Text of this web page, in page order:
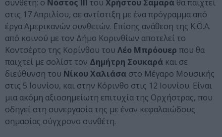
συνθέτη: ο Νόστος ΙΙΙ του Χρήστου Σαμαρά θα παιχτεί
στις 17 Απριλίου, σε αντίστιξη με ένα πρόγραμμα από
έργα Αμερικανών συνθετών. Επίσης ανάθεση της Κ.Ο.Α.
από κοινού με τον Δήμο Κορινθίων αποτελεί το
Κοντσέρτο της Κορίνθου του Λέο Μπρόουερ που θα
παιχτεί με σολίστ τον Δημήτρη Σουκαρά και σε
διεύθυνση του Νίκου Χαλιάσα στο Μέγαρο Μουσικής
στις 5 Ιουνίου, και στην Κόρινθο στις 12 Ιουνίου. Είναι
μια ακόμη αξιοσημείωτη επιτυχία της Ορχήστρας, που
οδηγεί στη συνεργασία της με έναν κεφαλαιώδους
σημασίας σύγχρονο συνθέτη.